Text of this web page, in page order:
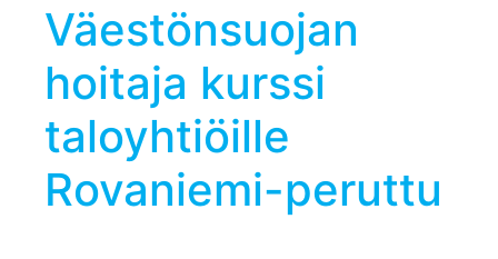
Väestönsuojan
hoitaja kurssi
taloyhtiöille
Rovaniemi-peruttu